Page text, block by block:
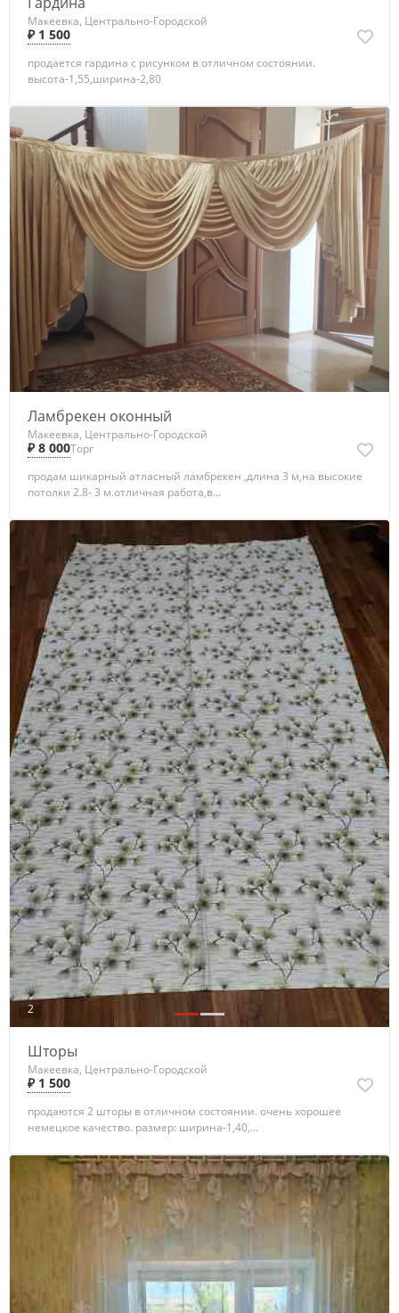
Макеевка, Центрально-Городской
₽ 1 500
продается гардина с рисунком в отличном состоянии.
высота-1,55,ширина-2,80
Ламбрекен оконный
Макеевка, Центрально-Городской
₽ 8 000Торг
продам шикарный атласный ламбрекен ,длина 3 м,на высокие
потолки 2.8- 3 м.отличная работа,в...
2
Шторы
Макеевка, Центрально-Городской
₽ 1 500
продаются 2 шторы в отличном состоянии. очень хорошее
немецкое качество. размер: ширина-1,40,...